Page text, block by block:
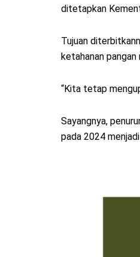
ditetapkan
Tujuan
ketahanan pangan
“Kita tetap
Sayangnya,
pada 2024